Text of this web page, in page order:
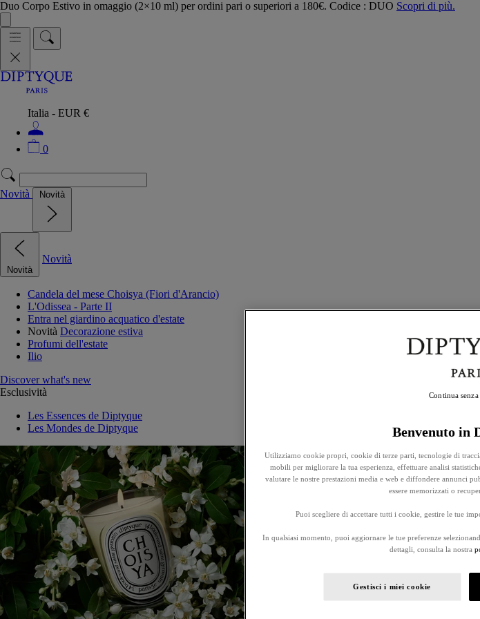
Duo Corpo Estivo in omaggio (2×10 ml) per ordini pari o superiori a 180€. Codice : DUO Scopri di più.
Italia - EUR €
0
Novità Novità
Novità
Novità
Candela del mese Choisya (Fiori d'Arancio)
L'Odissea - Parte II
Entra nel giardino acquatico d'estate
Novità Decorazione estiva
Profumi dell'estate
Ilio
Discover what's new
Esclusività
Les Essences de Diptyque
Les Mondes de Diptyque
Benvenuto in
Utilizziamo cookie propri, cookie di terze parti, tecnologie di
mobili per migliorare la tua esperienza, effettuare analisi
valutare le nostre prestazioni media e web e diffondere annunci
essere memorizzati o
Puoi scegliere di accettare tutti i cookie, gestire le tue
In qualsiasi momento, puoi aggiornare le tue preferenze
dettagli, consulta la nostra
Gestisci i miei cookie
Continua senza